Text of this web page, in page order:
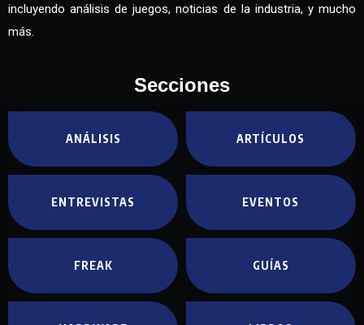
incluyendo análisis de juegos, noticias de la industria, y mucho
más.
Secciones
ANÁLISIS ARTÍCULOS
ENTREVISTAS EVENTOS
FREAK GUÍAS